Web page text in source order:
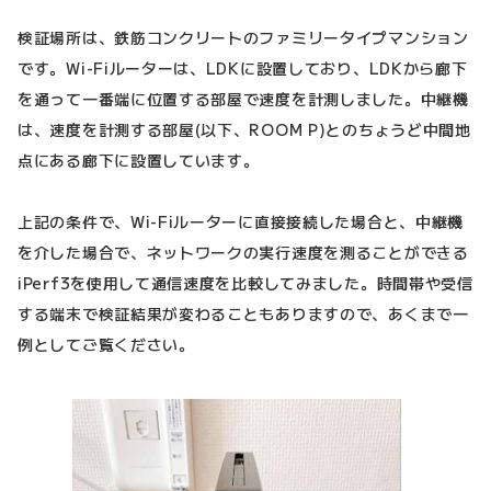
検証場所は、鉄筋コンクリートのファミリータイプマンション
です。Wi-Fiルーターは、LDKに設置しており、LDKから廊下
を通って一番端に位置する部屋で速度を計測しました。中継機
は、速度を計測する部屋(以下、ROOM P)とのちょうど中間地
点にある廊下に設置しています。
上記の条件で、Wi-Fiルーターに直接接続した場合と、中継機
を介した場合で、ネットワークの実行速度を測ることができる
iPerf3を使用して通信速度を比較してみました。時間帯や受信
する端末で検証結果が変わることもありますので、あくまで一
例としてご覧ください。